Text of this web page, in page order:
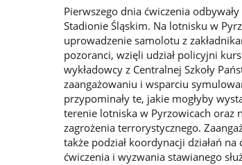
Pierwszego dnia ćwiczenia
Stadionie Śląskim. Na lotnisku w
uprowadzenie samolotu z
pozoranci, wzięli udział policyjni
wykładowcy z Centralnej Szkoły
zaangażowaniu i wsparciu
przypominały te, jakie mogłyby
terenie lotniska w Pyrzowicach oraz
zagrożenia terrorystycznego.
także podział koordynacji działań
ćwiczenia i wyzwania stawianego